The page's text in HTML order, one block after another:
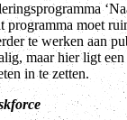
moet
te werken aan
maar hier ligt
in te zetten.